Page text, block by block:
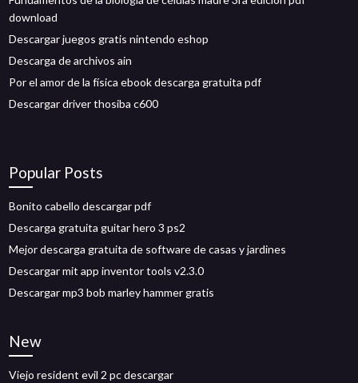
download
Descargar juegos gratis nintendo eshop
Descarga de archivos ain
Por el amor de la física ebook descarga gratuita pdf
Descargar driver thosiba c600
Popular Posts
Bonito cabello descargar pdf
Descarga gratuita guitar hero 3 ps2
Mejor descarga gratuita de software de casas y jardines
Descargar mit app inventor tools v2.3.0
Descargar mp3 bob marley hammer gratis
New
Viejo resident evil 2 pc descargar